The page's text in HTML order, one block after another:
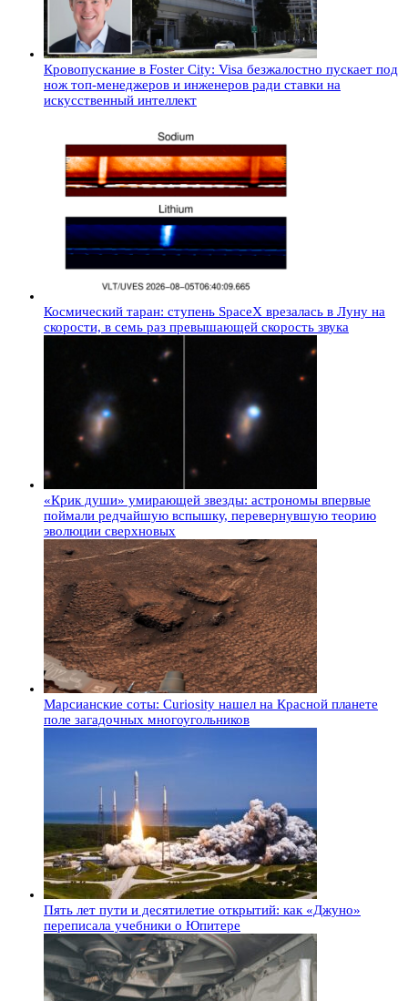
Кровопускание в Foster City: Visa безжалостно пускает под
нож топ-менеджеров и инженеров ради ставки на
искусственный интеллект
Космический таран: ступень SpaceX врезалась в Луну на
скорости, в семь раз превышающей скорость звука
«Крик души» умирающей звезды: астрономы впервые
поймали редчайшую вспышку, перевернувшую теорию
эволюции сверхновых
Марсианские соты: Curiosity нашел на Красной планете
поле загадочных многоугольников
Пять лет пути и десятилетие открытий: как «Джуно»
переписала учебники о Юпитере